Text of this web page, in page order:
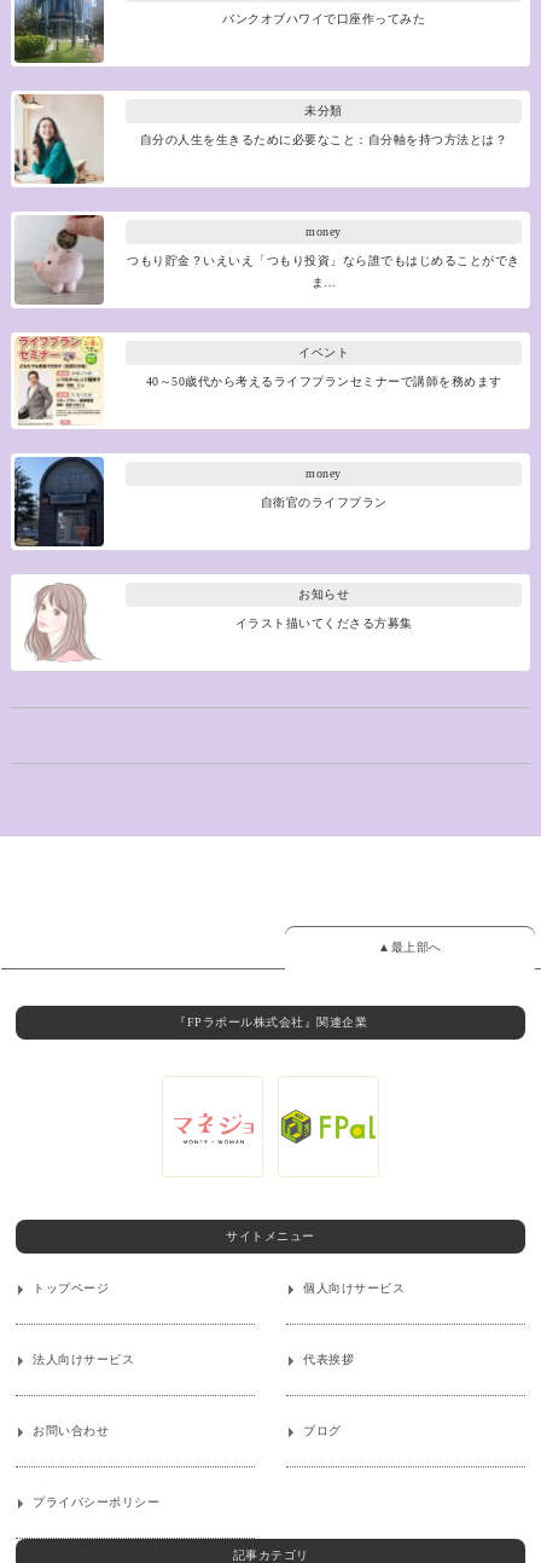
バンクオブハワイで口座作ってみた
未分類
自分の人生を生きるために必要なこと：自分軸を持つ方法とは？
money
つもり貯金？いえいえ「つもり投資」なら誰でもはじめることができ
ま…
イベント
40～50歳代から考えるライフプランセミナーで講師を務めます
money
自衛官のライフプラン
お知らせ
イラスト描いてくださる方募集
▲最上部へ
『FPラポール株式会社』関連企業
サイトメニュー
トップページ 個人向けサービス
法人向けサービス 代表挨拶
お問い合わせ ブログ
プライバシーポリシー
記事カテゴリ